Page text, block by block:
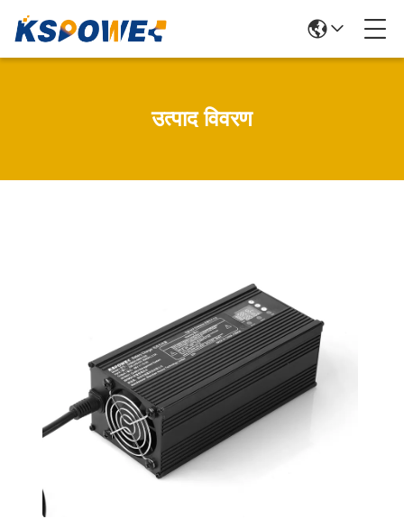
उत्पाद विवरण